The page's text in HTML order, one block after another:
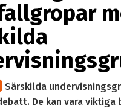
Särskilda
De kan vara viktiga